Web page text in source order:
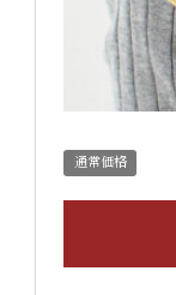
通常価格